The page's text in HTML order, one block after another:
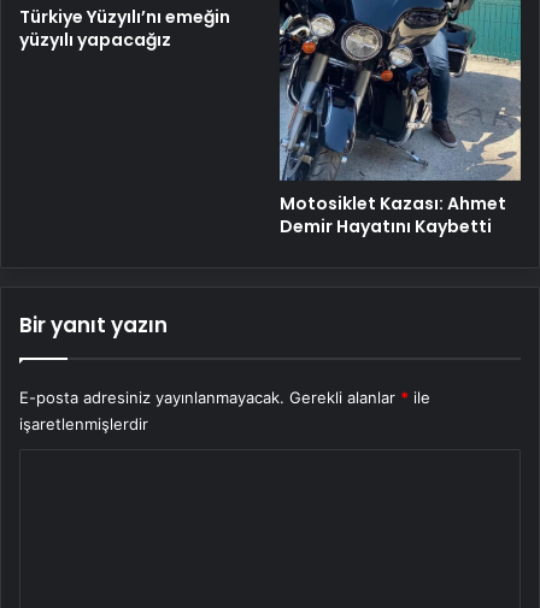
Türkiye Yüzyılı’nı emeğin
yüzyılı yapacağız
Motosiklet Kazası: Ahmet
Demir Hayatını Kaybetti
Bir yanıt yazın
E-posta adresiniz yayınlanmayacak. Gerekli alanlar * ile
işaretlenmişlerdir